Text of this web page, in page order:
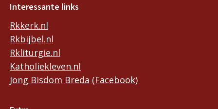
Interessante links
Rkkerk.nl
Rkbijbel.nl
Rkliturgie.nl
Katholiekleven.nl
Jong Bisdom Breda (Facebook)